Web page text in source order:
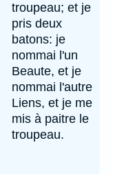
troupeau; et je
pris deux
batons: je
nommai l'un
Beaute, et je
nommai l'autre
Liens, et je me
mis à paitre le
troupeau.